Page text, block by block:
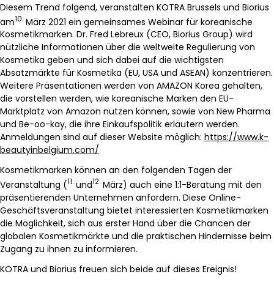
Diesem Trend folgend, veranstalten KOTRA Brussels und Biorius
am10. März 2021 ein gemeinsames Webinar für koreanische
Kosmetikmarken. Dr. Fred Lebreux (CEO, Biorius Group) wird
nützliche Informationen über die weltweite Regulierung von
Kosmetika geben und sich dabei auf die wichtigsten
Absatzmärkte für Kosmetika (EU, USA und ASEAN) konzentrieren.
Weitere Präsentationen werden von AMAZON Korea gehalten,
die vorstellen werden, wie koreanische Marken den EU-
Marktplatz von Amazon nutzen können, sowie von New Pharma
und Be-oo-kay, die ihre Einkaufspolitik erläutern werden.
Anmeldungen sind auf dieser Website möglich: https://www.k-
beautyinbelgium.com/
Kosmetikmarken können an den folgenden Tagen der
Veranstaltung (11. und12. März) auch eine 1:1-Beratung mit den
präsentierenden Unternehmen anfordern. Diese Online-
Geschäftsveranstaltung bietet interessierten Kosmetikmarken
die Möglichkeit, sich aus erster Hand über die Chancen der
globalen Kosmetikmärkte und die praktischen Hindernisse beim
Zugang zu ihnen zu informieren.
KOTRA und Biorius freuen sich beide auf dieses Ereignis!